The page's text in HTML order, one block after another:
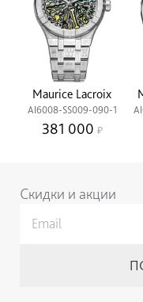
Maurice Lacroix
AI6008-SS009-090-1
381 000
Скидки и акции